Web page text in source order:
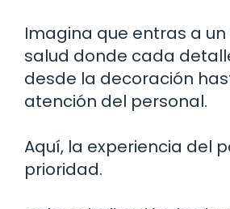
Imagina que entras a
salud donde cada
desde la decoración
atención del personal.
Aquí, la experiencia del
prioridad.